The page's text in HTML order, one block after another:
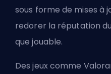
sous forme de mises à
redorer la réputation
que jouable.
Des jeux comme